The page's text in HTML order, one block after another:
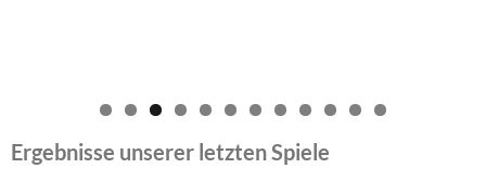
0 1 2
Ergebnisse unserer letzten Spiele